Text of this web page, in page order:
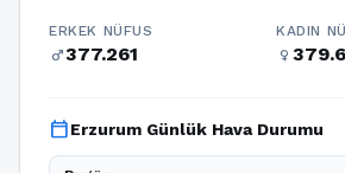
ERKEK NÜFUS
male377.261
KADIN
female
calendar_todayErzurum Günlük Hava Durumu